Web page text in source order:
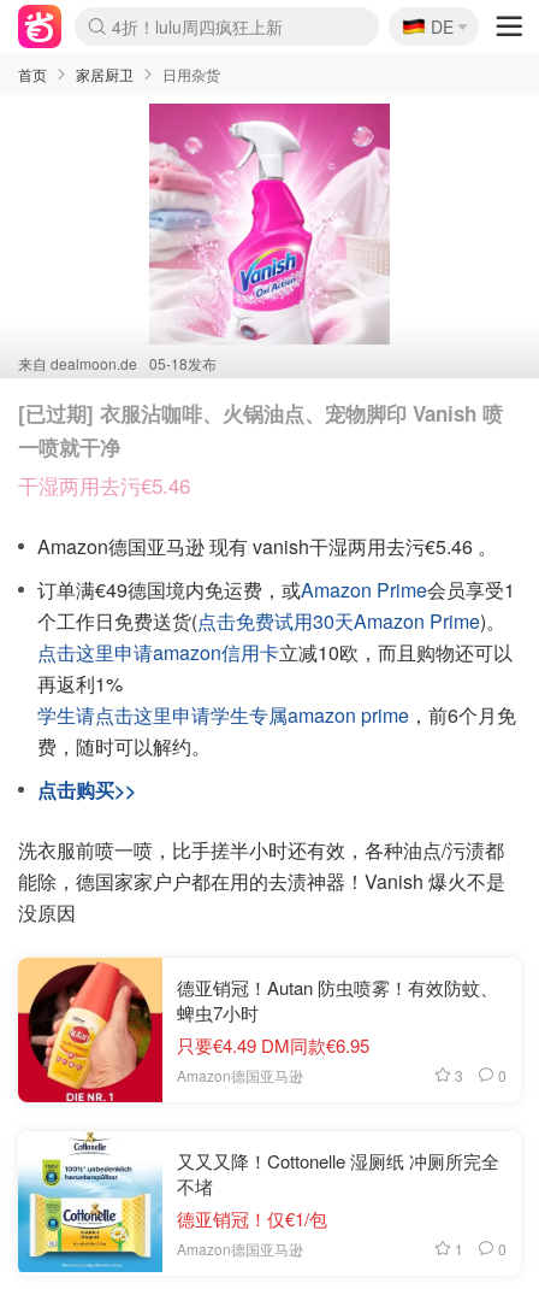
Boticinal 夏促开抢！
4折！lulu周四疯狂上新
还没结束！&OtherStories大促
Joybuy变相75折 随时失效
速领！Stanley独家85折
疑似霸哥！Camper额外叠85折
Zalando 奥莱闪促！每日更新
Moncler反季囤！5折起+叠9折
Coach Brooklyn仅€192
🇩🇪
DE
首页 家居厨卫 日用杂货
来自 dealmoon.de 05-18发布
[已过期] 衣服沾咖啡、火锅油点、宠物脚印 Vanish 喷
一喷就干净
干湿两用去污€5.46
Amazon德国亚马逊 现有 vanish干湿两用去污€5.46 。
订单满€49德国境内免运费，或Amazon Prime会员享受1
个工作日免费送货(点击免费试用30天Amazon Prime)。
点击这里申请amazon信用卡立减10欧，而且购物还可以
再返利1%
学生请点击这里申请学生专属amazon prime ，前6个月免
费，随时可以解约。
点击购买>>
洗衣服前喷一喷，比手搓半小时还有效，各种油点/污渍都
能除，德国家家户户都在用的去渍神器！Vanish 爆火不是
没原因
德亚销冠！Autan 防虫喷雾！有效防蚊、
蜱虫7小时
只要€4.49 DM同款€6.95
Amazon德国亚马逊 3 0
又又又降！Cottonelle 湿厕纸 冲厕所完全
不堵
德亚销冠！仅€1/包
Amazon德国亚马逊 1 0